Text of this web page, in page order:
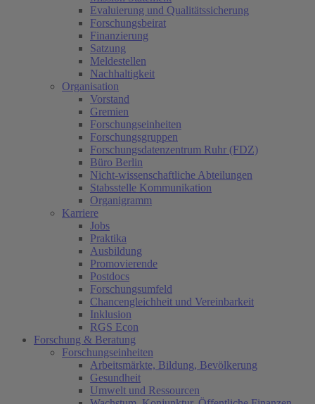
Evaluierung und Qualitätssicherung
Forschungsbeirat
Finanzierung
Satzung
Meldestellen
Nachhaltigkeit
Organisation
Vorstand
Gremien
Forschungseinheiten
Forschungsgruppen
Forschungsdatenzentrum Ruhr (FDZ)
Büro Berlin
Nicht-wissenschaftliche Abteilungen
Stabsstelle Kommunikation
Organigramm
Karriere
Jobs
Praktika
Ausbildung
Promovierende
Postdocs
Forschungsumfeld
Chancengleichheit und Vereinbarkeit
Inklusion
RGS Econ
Forschung & Beratung
Forschungseinheiten
Arbeitsmärkte, Bildung, Bevölkerung
Gesundheit
Umwelt und Ressourcen